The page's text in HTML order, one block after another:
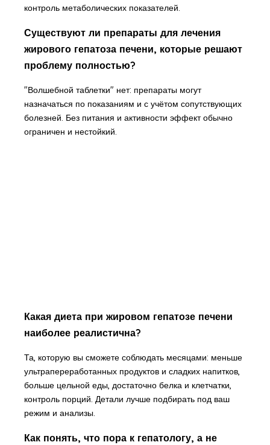
контроль метаболических показателей.
Существуют ли препараты для лечения
жирового гепатоза печени, которые решают
проблему полностью?
"Волшебной таблетки" нет: препараты могут
назначаться по показаниям и с учётом сопутствующих
болезней. Без питания и активности эффект обычно
ограничен и нестойкий.
Какая диета при жировом гепатозе печени
наиболее реалистична?
Та, которую вы сможете соблюдать месяцами: меньше
ультрапереработанных продуктов и сладких напитков,
больше цельной еды, достаточно белка и клетчатки,
контроль порций. Детали лучше подбирать под ваш
режим и анализы.
Как понять, что пора к гепатологу, а не